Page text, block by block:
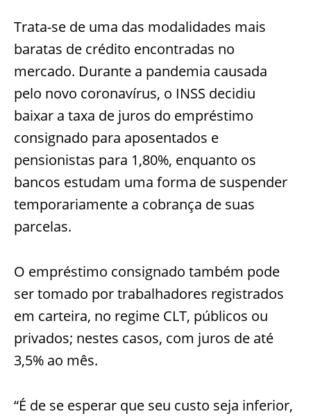
Trata-se de uma das modalidades mais
baratas de crédito encontradas no
mercado. Durante a pandemia causada
pelo novo coronavírus, o INSS decidiu
baixar a taxa de juros do empréstimo
consignado para aposentados e
pensionistas para 1,80%, enquanto os
bancos estudam uma forma de suspender
temporariamente a cobrança de suas
parcelas.
O empréstimo consignado também pode
ser tomado por trabalhadores registrados
em carteira, no regime CLT, públicos ou
privados; nestes casos, com juros de até
3,5% ao mês.
“É de se esperar que seu custo seja inferior,